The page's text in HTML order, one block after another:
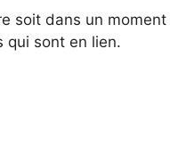
soit dans un moment
qui sont en lien.